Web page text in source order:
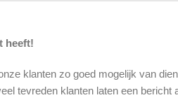
heeft!
klanten zo goed mogelijk van
tevreden klanten laten een bericht